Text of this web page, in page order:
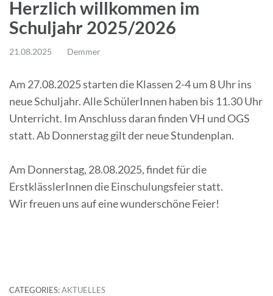
Herzlich willkommen im
Schuljahr 2025/2026
21.08.2025 Demmer
Am 27.08.2025 starten die Klassen 2-4 um 8 Uhr ins
neue Schuljahr. Alle SchülerInnen haben bis 11.30 Uhr
Unterricht. Im Anschluss daran finden VH und OGS
statt. Ab Donnerstag gilt der neue Stundenplan.
Am Donnerstag, 28.08.2025, findet für die
ErstklässlerInnen die Einschulungsfeier statt.
Wir freuen uns auf eine wunderschöne Feier!
CATEGORIES:AKTUELLES